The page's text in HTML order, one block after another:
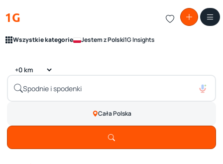
1G
Wszystkie kategorie Jestem z Polski1G Insights
Cała Polska